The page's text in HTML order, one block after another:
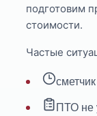
подготовим
стоимости.
Частые
ПТО не